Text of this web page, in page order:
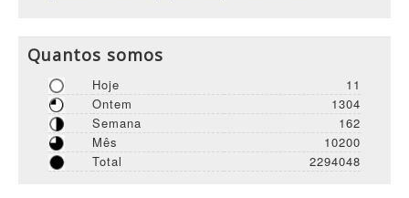
Quantos somos
Hoje
11
Ontem
1304
Semana
162
Mês
10200
Total
2294048